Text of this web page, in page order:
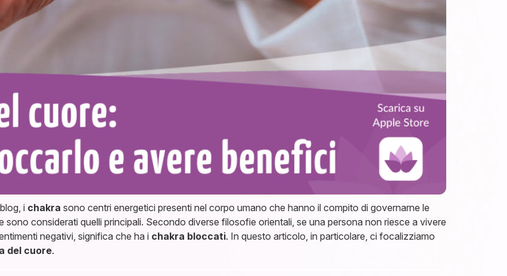
i chakra sono centri energetici presenti nel corpo umano che hanno il compito di governarne le
considerati quelli principali. Secondo diverse filosofie orientali, se una persona non riesce a vivere
negativi, significa che ha i chakra bloccati. In questo articolo, in particolare, ci focalizziamo
del cuore.